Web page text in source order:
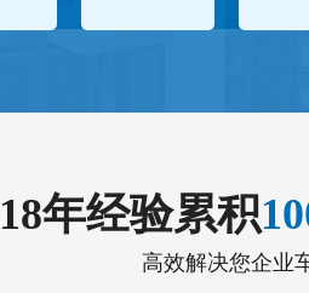
18年经验累积
高效解决您企业